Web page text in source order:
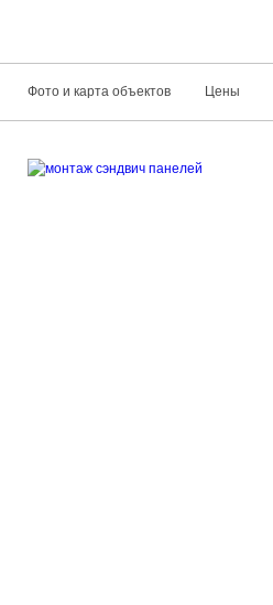
Фото и карта объектов Цены